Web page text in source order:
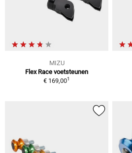
MIZU
Flex Race voetsteunen
€ 169,001